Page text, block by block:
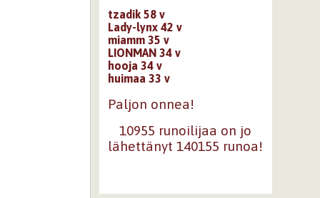
tzadik 58 v
Lady-lynx 42 v
miamm 35 v
LIONMAN 34 v
hooja 34 v
huimaa 33 v
Paljon onnea!
10955 runoilijaa on jo
lähettänyt 140155 runoa!